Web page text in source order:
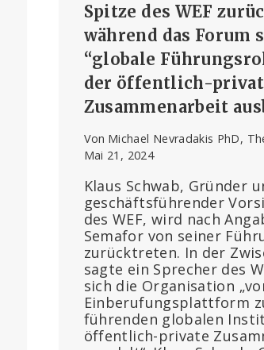
Spitze des WEF
während das Forum
“globale
der öffentlich-
Zusammenarbeit
Von Michael Nevradakis PhD,
Mai 21, 2024
Klaus Schwab, Gründer
geschäftsführender
des WEF, wird nach
Semafor von seiner
zurücktreten. In der
sagte ein Sprecher des
sich die Organisation
Einberufungsplattform
führenden globalen
öffentlich-private